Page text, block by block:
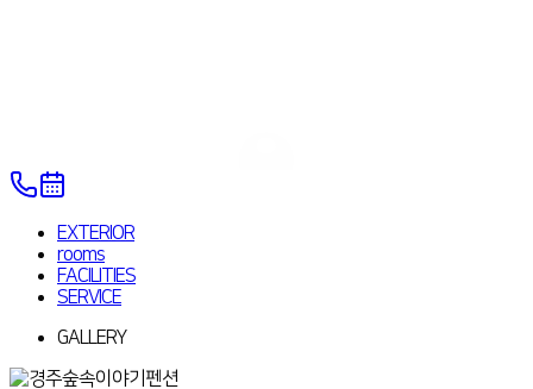
EXTERIOR
rooms
FACILITIES
SERVICE
GALLERY